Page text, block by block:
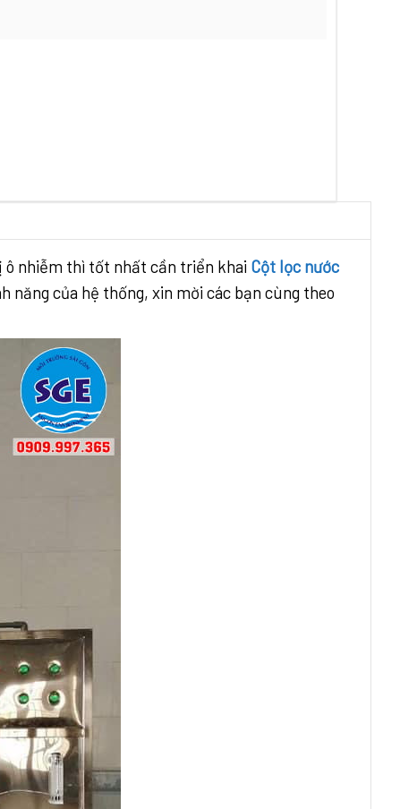
ô nhiễm thì tốt nhất cần triển khai Cột lọc nước
năng của hệ thống, xin mời các bạn cùng theo